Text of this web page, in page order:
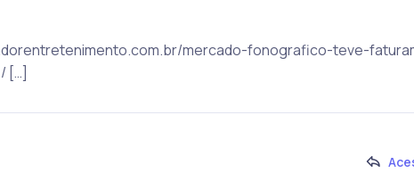
mercado-fonografico-teve-
[…]